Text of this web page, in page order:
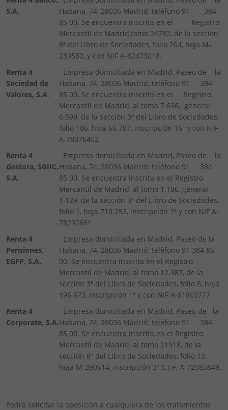
S.A.
Habana, 74, 28036 Madrid, teléfono 91 384
85 00. Se encuentra inscrita en el Registro
Mercantil de Madrid,tomo 24782, de la sección
8ª del Libro de Sociedades, folio 204, hoja M-
239580, y con NIF A-82473018.
Renta 4
Sociedad de
Valores, S.A.
Empresa domiciliada en Madrid, Paseo de la
Habana, 74, 28036 Madrid, teléfono 91 384
85 00. Se encuentra inscrita en el Registro
Mercantil de Madrid, al tomo 7.636, general
6.599, de la sección 3ª del Libro de Sociedades,
folio 186, hoja 66.787, inscripción 16ª y con NIF
A-78076452
Renta 4
Gestora, SGIIC,
S.A.
Empresa domiciliada en Madrid, Paseo de la
Habana, 74, 28036 Madrid, teléfono 91 384
85 00. Se encuentra inscrita en el Registro
Mercantil de Madrid, al tomo 1.186, general
1.129, de la sección 3ª del Libro de Sociedades,
folio 1, hoja 710.252, inscripción 1ª y con NIF A-
78292661
Renta 4
Pensiones,
EGFP, S.A.
Empresa domiciliada en Madrid, Paseo de la
Habana, 74, 28036 Madrid, teléfono 91 384 85
00. Se encuentra inscrita en el Registro
Mercantil de Madrid, al tomo 12.387, de la
sección 3ª del Libro de Sociedades, folio 8, hoja
196.873, inscripción 1ª y con NIF A-81803777
Renta 4
Corporate, S.A.
Empresa domiciliada en Madrid, Paseo de la
Habana, 74, 28036 Madrid, teléfono 91 384
85 00. Se encuentra inscrita en el Registro
Mercantil de Madrid, al tomo 21918, de la
sección 8ª del Libro de Sociedades, folio 13,
hoja M-390614, inscripción 3ª C.I.F. A-72585849,
Podrá solicitar la oposición a cualquiera de los tratamientos